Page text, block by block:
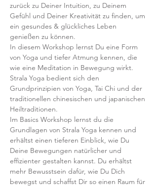
zurück zu Deiner Intuition, zu Deinem
Gefühl und Deiner Kreativität zu finden, um
ein gesundes & glückliches Leben
genießen zu können.
In diesem Workshop lernst Du eine Form
von Yoga und tiefer Atmung kennen, die
wie eine Meditation in Bewegung wirkt.
Strala Yoga bedient sich den
Grundprinzipien von Yoga, Tai Chi und der
traditionellen chinesischen und japanischen
Heiltraditionen.
Im Basics Workshop lernst du die
Grundlagen von Strala Yoga kennen und
erhältst einen tieferen Einblick, wie Du
Deine Bewegungen natürlicher und
effizienter gestalten kannst. Du erhältst
mehr Bewusstsein dafür, wie Du Dich
bewegst und schaffst Dir so einen Raum für